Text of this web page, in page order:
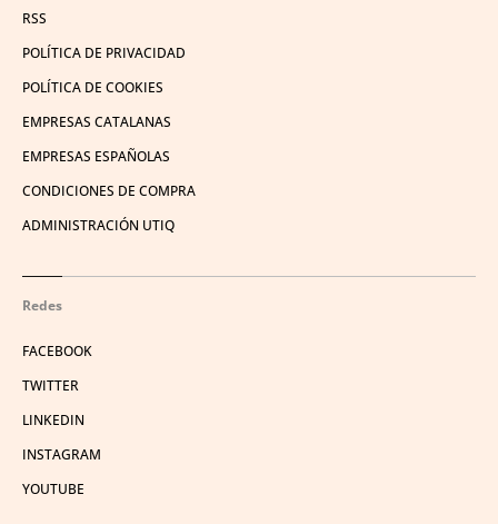
RSS
POLÍTICA DE PRIVACIDAD
POLÍTICA DE COOKIES
EMPRESAS CATALANAS
EMPRESAS ESPAÑOLAS
CONDICIONES DE COMPRA
ADMINISTRACIÓN UTIQ
Redes
FACEBOOK
TWITTER
LINKEDIN
INSTAGRAM
YOUTUBE